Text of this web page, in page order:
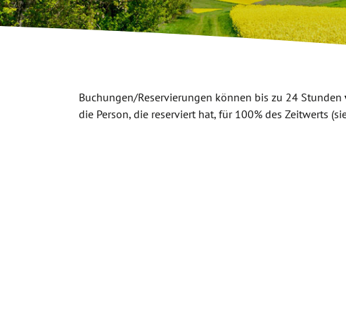
Buchungen/Reservierungen können bis zu 24 Stunden
die Person, die reserviert hat, für 100% des Zeitwerts